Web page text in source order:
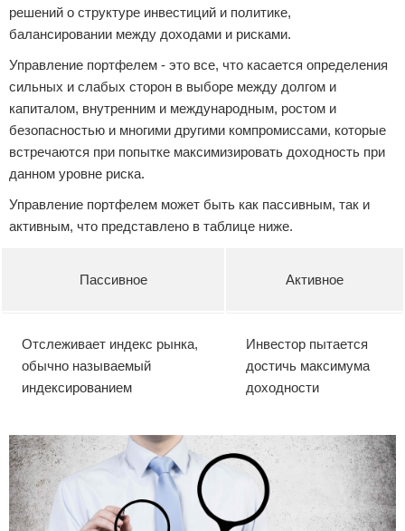
решений о структуре инвестиций и политике,
балансировании между доходами и рисками.
Управление портфелем - это все, что касается определения
сильных и слабых сторон в выборе между долгом и
капиталом, внутренним и международным, ростом и
безопасностью и многими другими компромиссами, которые
встречаются при попытке максимизировать доходность при
данном уровне риска.
Управление портфелем может быть как пассивным, так и
активным, что представлено в таблице ниже.
Пассивное Активное
Отслеживает индекс рынка,
обычно называемый
индексированием
Инвестор пытается
достичь максимума
доходности